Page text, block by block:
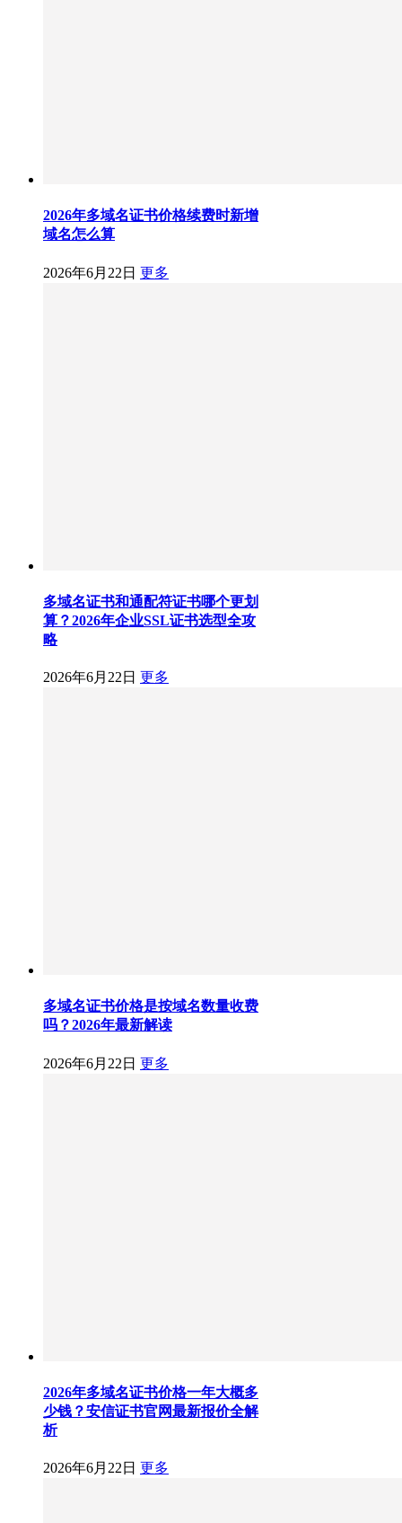
2026年多域名证书价格续费时新增
域名怎么算
2026年6月22日 更多
多域名证书和通配符证书哪个更划
算？2026年企业SSL证书选型全攻
略
2026年6月22日 更多
多域名证书价格是按域名数量收费
吗？2026年最新解读
2026年6月22日 更多
2026年多域名证书价格一年大概多
少钱？安信证书官网最新报价全解
析
2026年6月22日 更多